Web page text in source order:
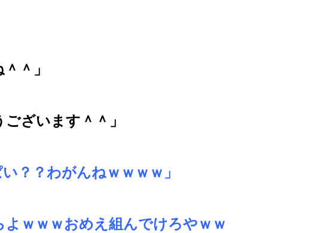
＾」
ざいます＾＾」
？？わがんねｗｗｗｗ」
ｗｗｗおめえ組んでけろやｗｗ